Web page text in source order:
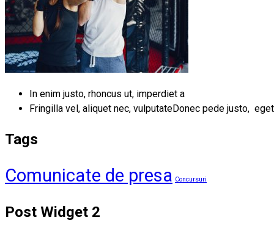
In enim justo, rhoncus ut, imperdiet a
Fringilla vel, aliquet nec, vulputateDonec pede justo,
Tags
Comunicate de presa Concursuri
Post Widget 2